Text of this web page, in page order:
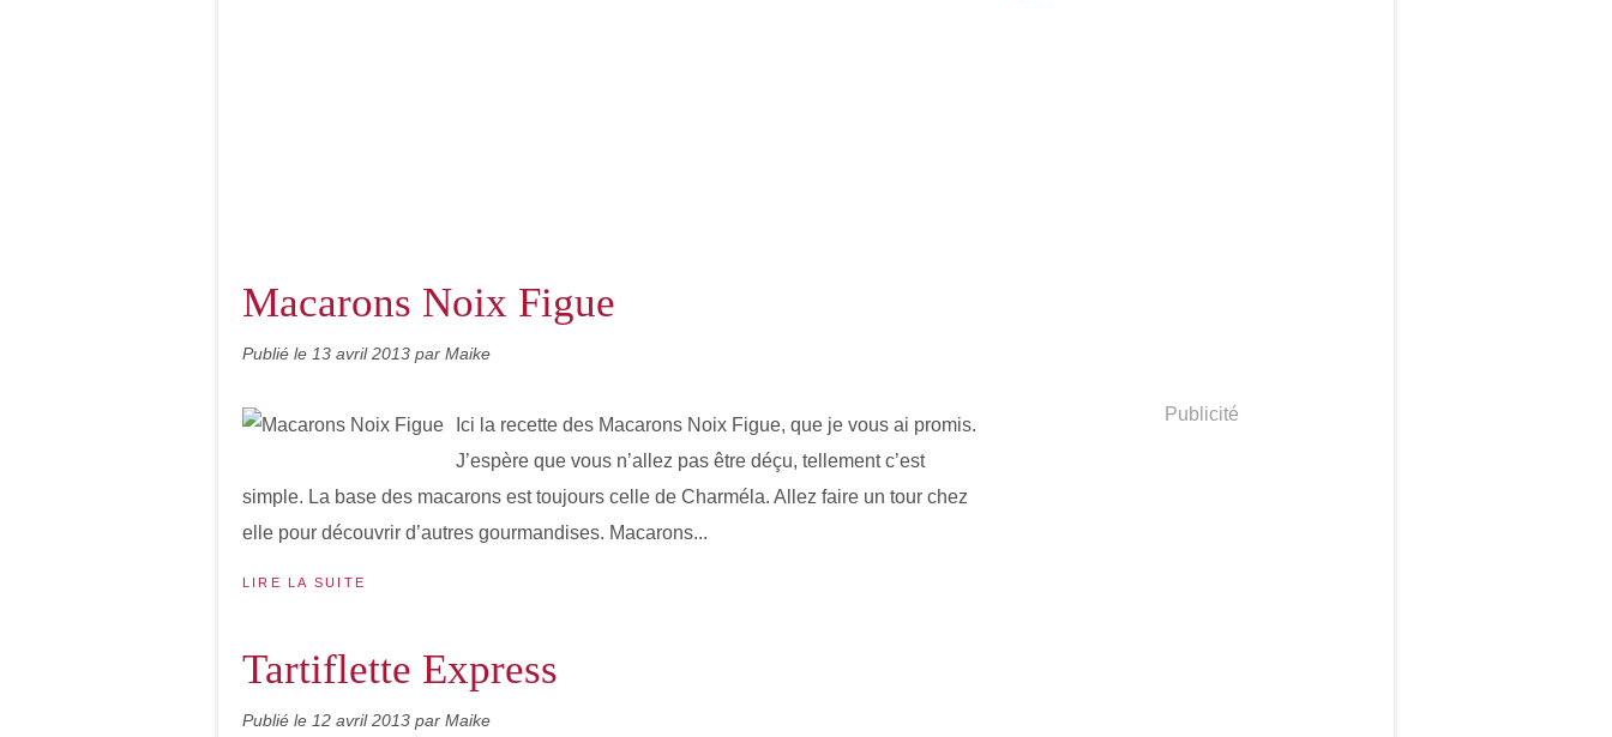
Macarons Noix Figue
Publié le 13 avril 2013 par Maike
Ici la recette des Macarons Noix Figue, que je vous ai promis.
J’espère que vous n’allez pas être déçu, tellement c’est
simple. La base des macarons est toujours celle de Charméla. Allez faire un tour chez
elle pour découvrir d’autres gourmandises. Macarons...
LIRE LA SUITE
Tartiflette Express
Publié le 12 avril 2013 par Maike
Publicité